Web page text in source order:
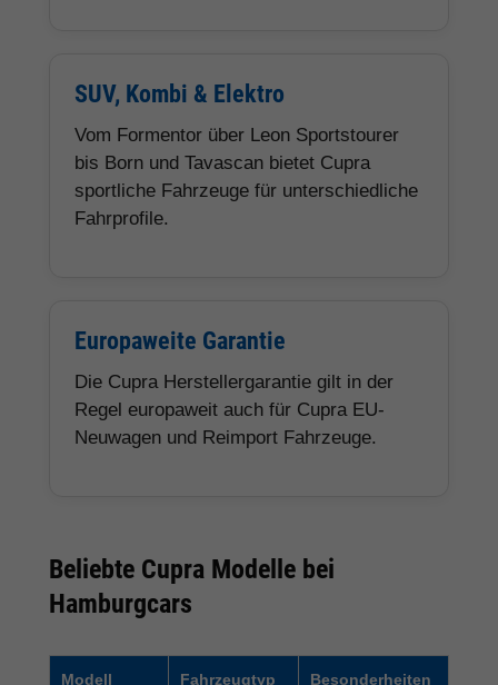
SUV, Kombi & Elektro
Vom Formentor über Leon Sportstourer
bis Born und Tavascan bietet Cupra
sportliche Fahrzeuge für unterschiedliche
Fahrprofile.
Europaweite Garantie
Die Cupra Herstellergarantie gilt in der
Regel europaweit auch für Cupra EU-
Neuwagen und Reimport Fahrzeuge.
Beliebte Cupra Modelle bei
Hamburgcars
Modell Fahrzeugtyp Besonderheiten